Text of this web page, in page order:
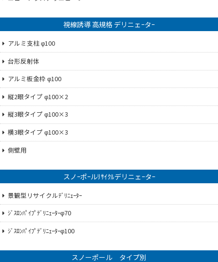
視線誘導 高規格 デリニェｰタｰ
アルミ支柱 φ100
台形反射体
アルミ板金枠 φ100
縦2眼タイプ φ100×2
縦3眼タイプ φ100×3
横3眼タイプ φ100×3
側壁用
スノｰポｰルﾘｻｲｸﾙデリニェｰタｰ
景観型リサイクルﾃﾞﾘﾆｪｰﾀｰ
ｼﾞｽﾛﾝﾊﾟｲﾌﾟﾃﾞﾘﾆｪｰﾀｰφ70
ｼﾞｽﾛﾝﾊﾟｲﾌﾟﾃﾞﾘﾆｪｰﾀｰφ100
スノーポール タイプ別